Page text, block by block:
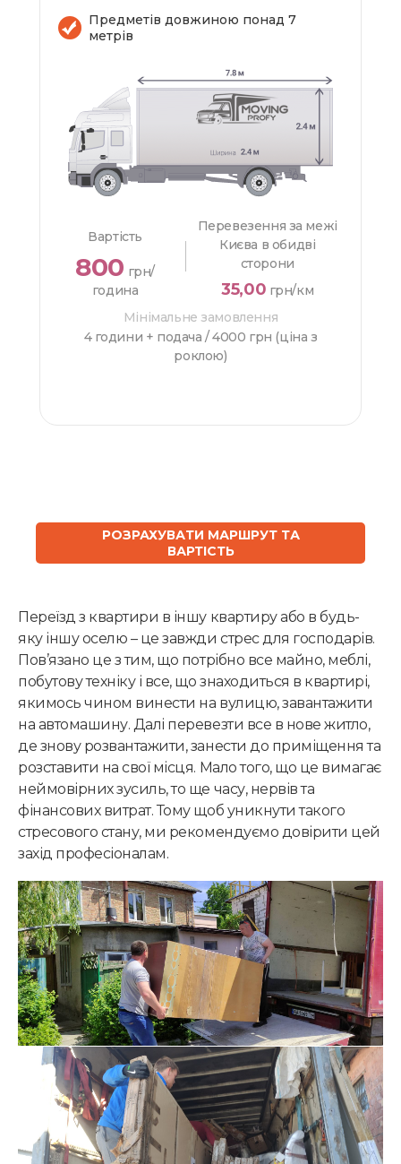
Предметів довжиною понад 7
метрів
Вартість
800 грн/
година
Перевезення за межі
Києва в обидві
сторони
35,00 грн/км
Мінімальне замовлення
4 години + подача /4000 грн (ціна з
роклою)
РОЗРАХУВАТИ МАРШРУТ ТА
ВАРТІСТЬ
Переїзд з квартири в іншу квартиру або в будь-
яку іншу оселю – це завжди стрес для господарів.
Пов’язано це з тим, що потрібно все майно, меблі,
побутову техніку і все, що знаходиться в квартирі,
якимось чином винести на вулицю, завантажити
на автомашину. Далі перевезти все в нове житло,
де знову розвантажити, занести до приміщення та
розставити на свої місця. Мало того, що це вимагає
неймовірних зусиль, то ще часу, нервів та
фінансових витрат. Тому щоб уникнути такого
стресового стану, ми рекомендуємо довірити цей
захід професіоналам.